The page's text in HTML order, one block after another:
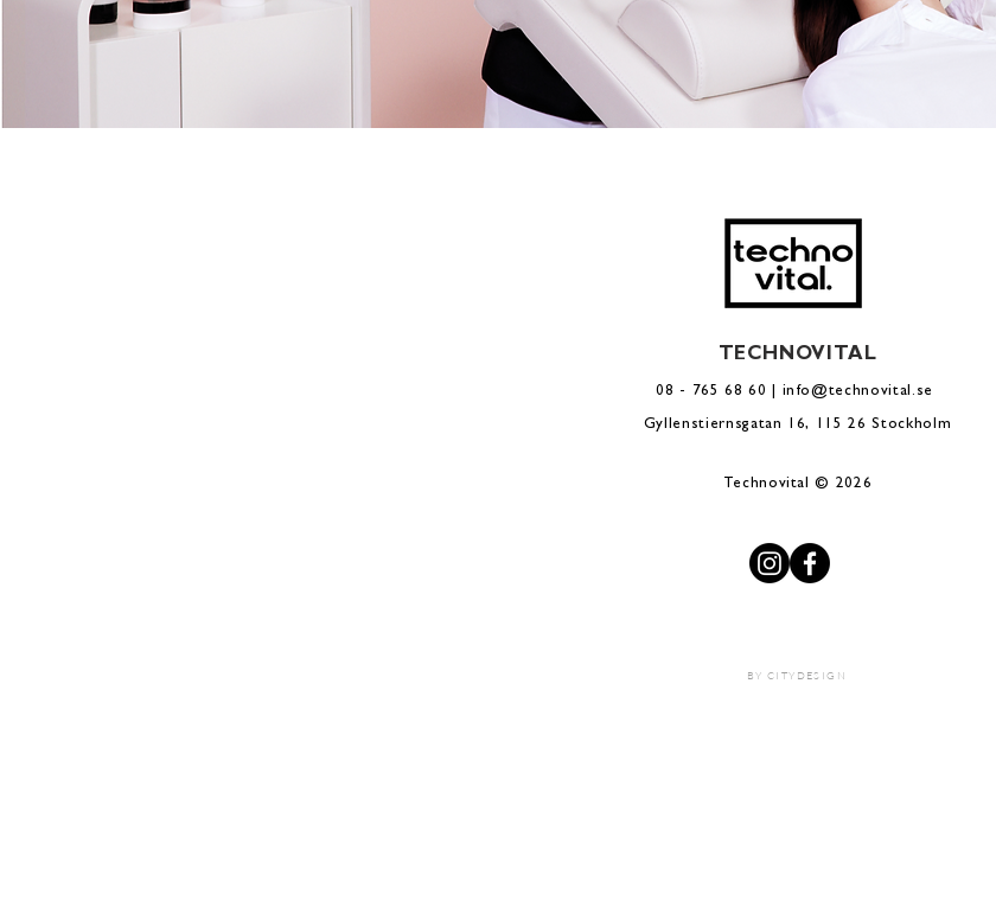
TECHNOVITAL
08 - 765 68 60 | info@technovital.se
Gyllenstiernsgatan 16, 115 26 Stockholm
Technovital © 2026
BY CITYDESIGN